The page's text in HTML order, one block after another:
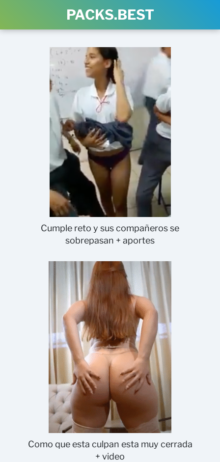
PACKS.BEST
Cumple reto y sus compañeros se
sobrepasan + aportes
Como que esta culpan esta muy cerrada
+ video